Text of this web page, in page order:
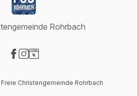
Rohrbach
Christengemeinde Rohrbach